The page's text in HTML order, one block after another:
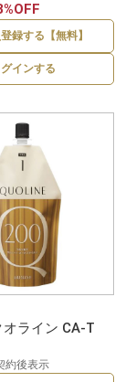
録する【無料】
グインする
オライン CA-T
約後表示